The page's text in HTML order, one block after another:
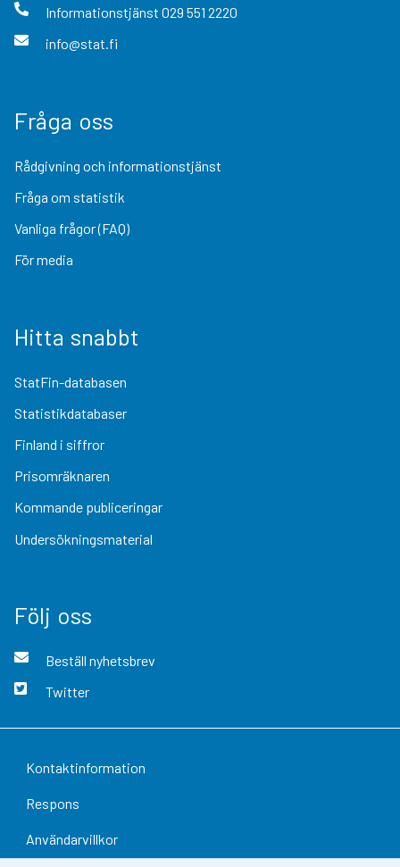
Informationstjänst 029 551 2220
info@stat.fi
Fråga oss
Rådgivning och informationstjänst
Fråga om statistik
Vanliga frågor (FAQ)
För media
Hitta snabbt
StatFin-databasen
Statistikdatabaser
Finland i siffror
Prisomräknaren
Kommande publiceringar
Undersökningsmaterial
Följ oss
Beställ nyhetsbrev
Twitter
Kontaktinformation
Respons
Användarvillkor